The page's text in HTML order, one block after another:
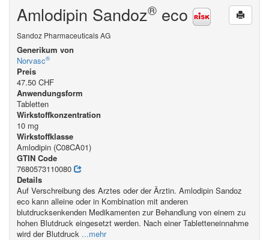
Amlodipin Sandoz® eco
Sandoz Pharmaceuticals AG
Generikum von
Norvasc®
Preis
47.50 CHF
Anwendungsform
Tabletten
Wirkstoffkonzentration
10 mg
Wirkstoffklasse
Amlodipin (C08CA01)
GTIN Code
7680573110080
Details
Auf Verschreibung des Arztes oder der Ärztin. Amlodipin Sandoz
eco kann alleine oder in Kombination mit anderen
blutdrucksenkenden Medikamenten zur Behandlung von einem zu
hohen Blutdruck eingesetzt werden. Nach einer Tabletteneinnahme
wird der Blutdruck ...mehr